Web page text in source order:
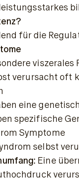
für die
verursacht oft
eine
spezifische
Symptome
selbst
Eine